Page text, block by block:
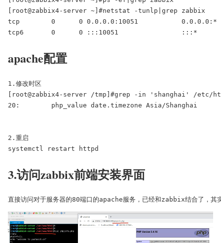
[root@zabbix4-server ~]#netstat -tunlp|grep zabbix
tcp        0      0 0.0.0.0:10051           0.0.0.0:*
tcp6       0      0 :::10051                :::*
apache配置
1.修改时区
[root@zabbix4-server /tmp]#grep -in 'shanghai' /etc/
20:        php_value date.timezone Asia/Shanghai
2.重启
systemctl restart httpd
3.访问zabbix前端安装界面